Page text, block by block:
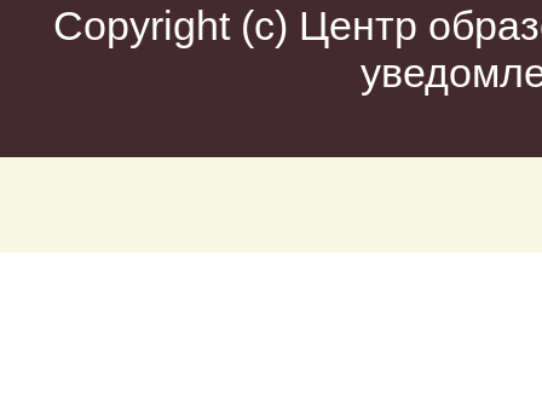
Copyright (c) Центр